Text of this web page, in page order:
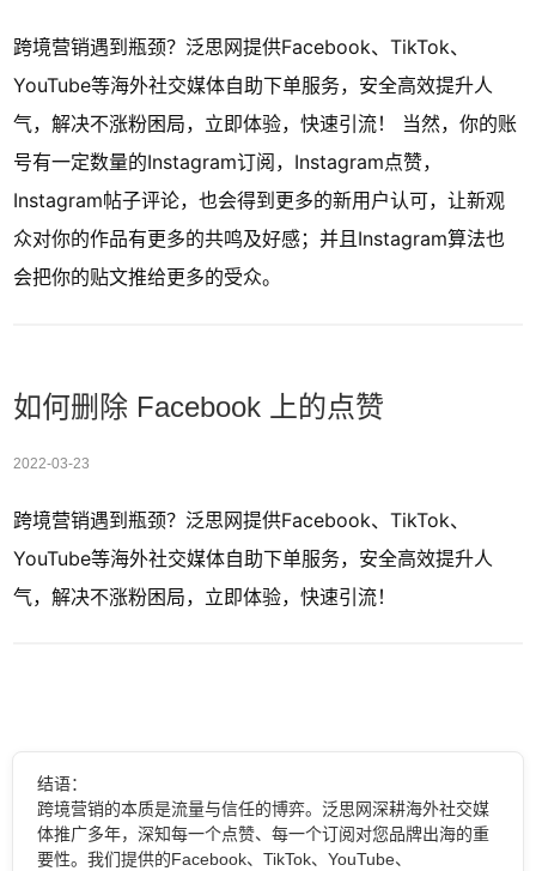
跨境营销遇到瓶颈？泛思网提供Facebook、TikTok、
YouTube等海外社交媒体自助下单服务，安全高效提升人
气，解决不涨粉困局，立即体验，快速引流！ 当然，你的账
号有一定数量的Instagram订阅，Instagram点赞，
Instagram帖子评论，也会得到更多的新用户认可，让新观
众对你的作品有更多的共鸣及好感；并且Instagram算法也
会把你的贴文推给更多的受众。
如何删除 Facebook 上的点赞
2022-03-23
跨境营销遇到瓶颈？泛思网提供Facebook、TikTok、
YouTube等海外社交媒体自助下单服务，安全高效提升人
气，解决不涨粉困局，立即体验，快速引流！
结语：
跨境营销的本质是流量与信任的博弈。泛思网深耕海外社交媒
体推广多年，深知每一个点赞、每一个订阅对您品牌出海的重
要性。我们提供的Facebook、TikTok、YouTube、